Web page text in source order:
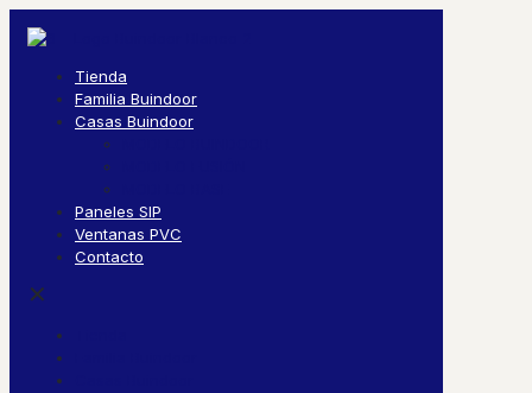
Tienda
Familia Buindoor
Casas Buindoor
Paneles SIP
Ventanas PVC
Contacto
✕